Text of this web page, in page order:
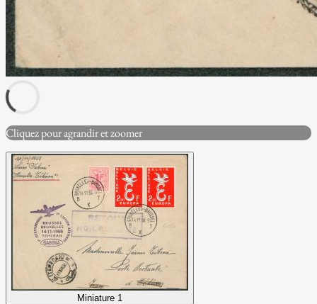
Cliquez pour agrandir et zoomer
Miniature 1